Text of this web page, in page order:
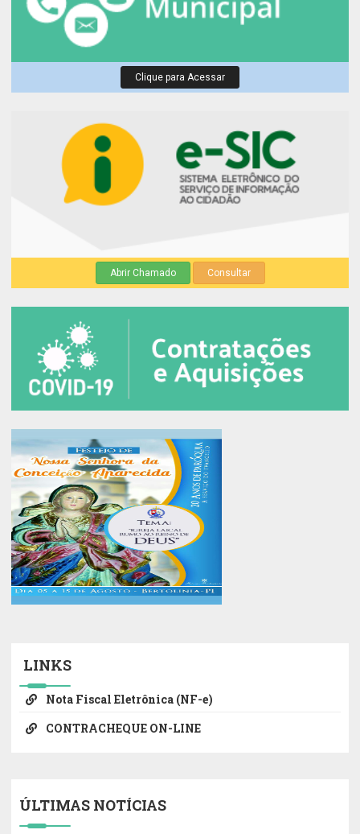
Clique para Acessar
Abrir Chamado Consultar
LINKS
Nota Fiscal Eletrônica (NF-e)
CONTRACHEQUE ON-LINE
ÚLTIMAS NOTÍCIAS